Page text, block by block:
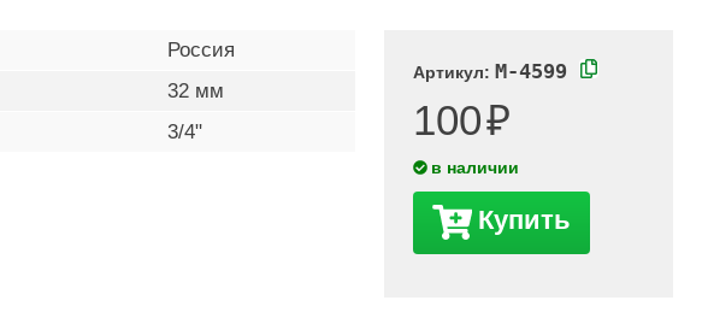
Артикул: M-4599
100
в наличии
Купить
Россия
32 мм
3/4"